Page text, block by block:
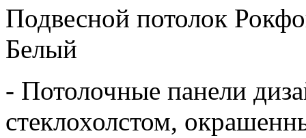
Подвесной потолок
Белый
- Потолочные панели
стеклохолстом,